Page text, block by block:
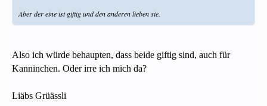
Aber der eine ist giftig und den anderen lieben sie.
Also ich würde behaupten, dass beide giftig sind, auch für
Kanninchen. Oder irre ich mich da?
Liäbs Grüässli